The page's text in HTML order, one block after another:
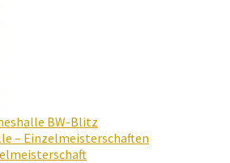
BW-Blitz
– Einzelmeisterschaften